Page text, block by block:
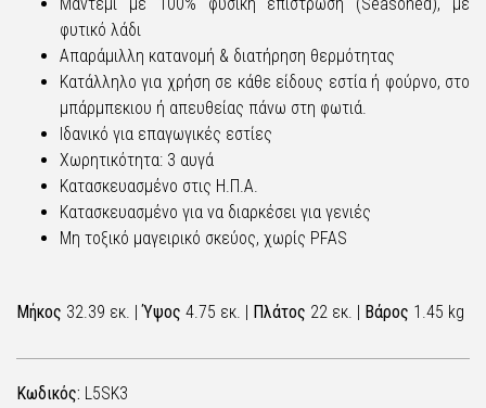
φυτικό λάδι
Απαράμιλλη κατανομή & διατήρηση θερμότητας
Κατάλληλο για χρήση σε κάθε είδους εστία ή φούρνο, στο
μπάρμπεκιου ή απευθείας πάνω στη φωτιά.
Ιδανικό για επαγωγικές εστίες
Χωρητικότητα: 3 αυγά
Κατασκευασμένο στις Η.Π.Α.
Κατασκευασμένο για να διαρκέσει για γενιές
Μη τοξικό μαγειρικό σκεύος, χωρίς PFAS
Μήκος 32.39 εκ. |Ύψος 4.75 εκ. | Πλάτος 22 εκ. | Βάρος 1.45 kg
Κωδικός: L5SK3